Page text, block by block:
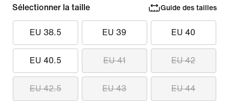
Sélectionner la taille Guide des tailles
EU 38.5 EU 39 EU 40
EU 40.5 EU 41 EU 42
EU 42.5 EU 43 EU 44